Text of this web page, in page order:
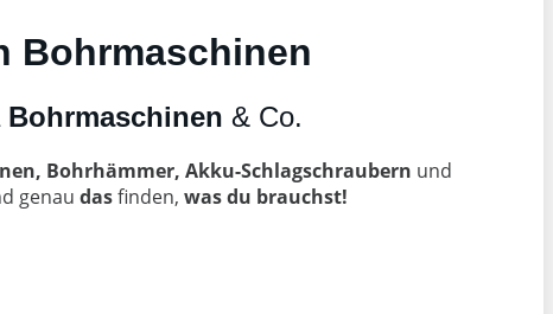
Bohrmaschinen
Bohrmaschinen & Co.
Bohrhämmer, Akku-Schlagschraubern und
genau dasfinden, was du brauchst!